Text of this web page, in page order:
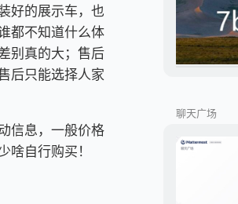
好的展示车，也
都不知道什么体
别真的大；售后
后只能选择人家
信息，一般价格
自行购买！
聊天广场